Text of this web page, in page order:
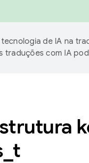
de IA na
traduções com IA
t